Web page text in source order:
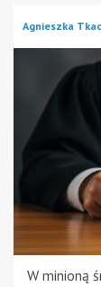
Agnieszka
W minioną